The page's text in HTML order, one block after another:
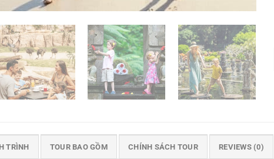
TRÌNH TOUR BAO GỒM CHÍNH SÁCH TOUR REVIEWS (0)